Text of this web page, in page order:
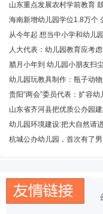
山东重点发展农村学前教育
海南新增幼儿园学位1.8万个
从今年起 想当中小学和幼儿
人大代表：幼儿园教育应考
腊月小年到 幼儿园小朋友扫
幼儿园玩教具制作：瓶子动物
贵阳“两会”委员代表：扩容
山东省齐河县把优质公办园
幼儿园环境建设:把大自然请
杭城公办幼儿园，首次有了